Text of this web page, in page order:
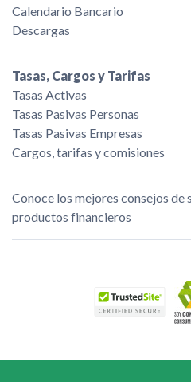
Calendario Bancario
Descargas
Tasas, Cargos y Tarifas
Tasas Activas
Tasas Pasivas Personas
Tasas Pasivas Empresas
Cargos, tarifas y comisiones
Conoce los mejores consejos de
productos financieros